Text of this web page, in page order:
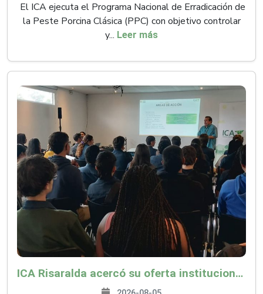
El ICA ejecuta el Programa Nacional de Erradicación de
la Peste Porcina Clásica (PPC) con objetivo controlar
y... Leer más
ICA Risaralda acercó su oferta institucional a productores y emprendedores en Expocamello